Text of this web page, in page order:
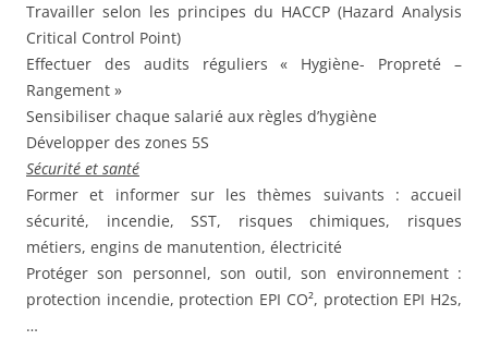
Travailler selon les principes du HACCP (Hazard Analysis
Critical Control Point)
Effectuer des audits réguliers « Hygiène- Propreté –
Rangement »
Sensibiliser chaque salarié aux règles d’hygiène
Développer des zones 5S
Sécurité et santé
Former et informer sur les thèmes suivants : accueil
sécurité, incendie, SST, risques chimiques, risques
métiers, engins de manutention, électricité
Protéger son personnel, son outil, son environnement :
protection incendie, protection EPI CO², protection EPI H2s,
…